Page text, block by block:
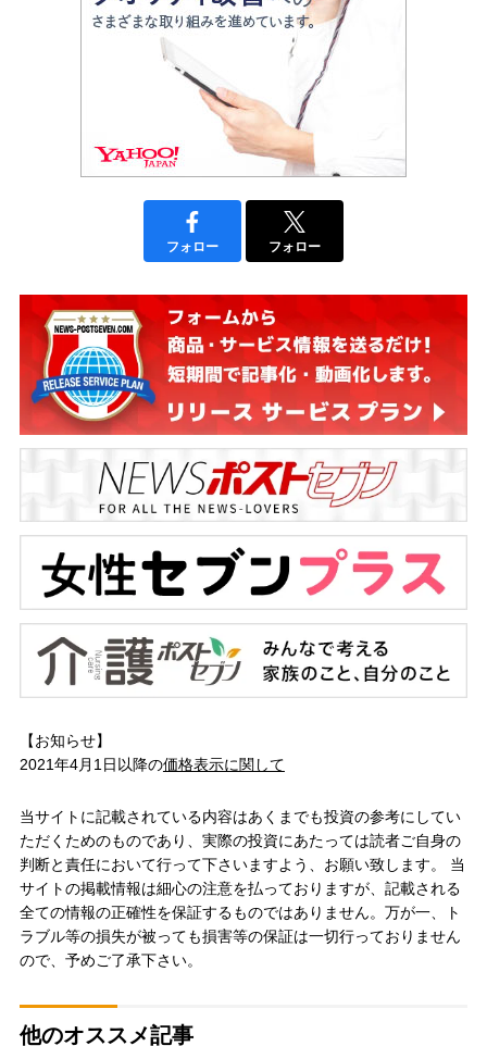
フォロー フォロー
【お知らせ】
2021年4月1日以降の価格表示に関して
当サイトに記載されている内容はあくまでも投資の参考にしてい
ただくためのものであり、実際の投資にあたっては読者ご自身の
判断と責任において行って下さいますよう、お願い致します。 当
サイトの掲載情報は細心の注意を払っておりますが、記載される
全ての情報の正確性を保証するものではありません。万が一、ト
ラブル等の損失が被っても損害等の保証は一切行っておりません
ので、予めご了承下さい。
他のオススメ記事